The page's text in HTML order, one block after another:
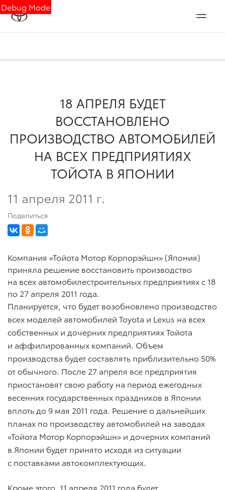
Debug Mode
18 АПРЕЛЯ БУДЕТ
ВОССТАНОВЛЕНО
ПРОИЗВОДСТВО АВТОМОБИЛЕЙ
НА ВСЕХ ПРЕДПРИЯТИЯХ
ТОЙОТА В ЯПОНИИ
11 апреля 2011 г.
Поделиться
Компания «Тойота Мотор Корпорэйшн» (Япония)
приняла решение восстановить производство
на всех автомобилестроительных предприятиях с 18
по 27 апреля 2011 года.
Планируется, что будет возобновлено производство
всех моделей автомобилей Toyota и Lexus на всех
собственных и дочерних предприятиях Тойота
и аффилированных компаний. Объем
производства будет составлять приблизительно 50%
от обычного. После 27 апреля все предприятия
приостановят свою работу на период ежегодных
весенних государственных праздников в Японии
вплоть до 9 мая 2011 года. Решение о дальнейших
планах по производству автомобилей на заводах
«Тойота Мотор Корпорэйшн» и дочерних компаний
в Японии будет принято исходя из ситуации
с поставками автокомплектующих.
Кроме этого, 11 апреля 2011 года будет